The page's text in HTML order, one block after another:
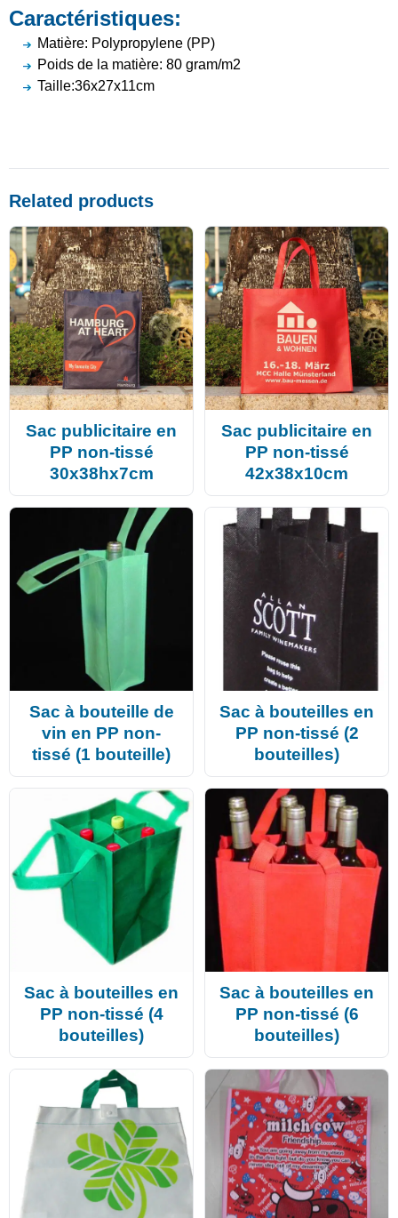
Caractéristiques:
Matière: Polypropylene (PP)
Poids de la matière: 80 gram/m2
Taille:36x27x11cm
Related products
Sac publicitaire en
PP non-tissé
30x38hx7cm
Sac publicitaire en
PP non-tissé
42x38x10cm
Sac à bouteille de
vin en PP non-
tissé (1 bouteille)
Sac à bouteilles en
PP non-tissé (2
bouteilles)
Sac à bouteilles en
PP non-tissé (4
bouteilles)
Sac à bouteilles en
PP non-tissé (6
bouteilles)